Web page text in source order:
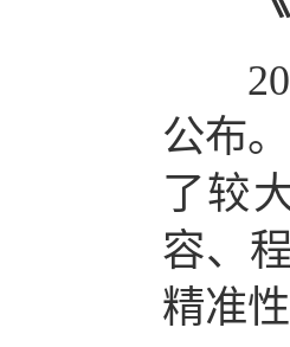
公布
了较
容、
精准